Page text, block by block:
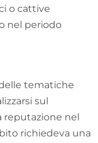
o cattive
nel periodo
tematiche
sul
reputazione nel
richiedeva una